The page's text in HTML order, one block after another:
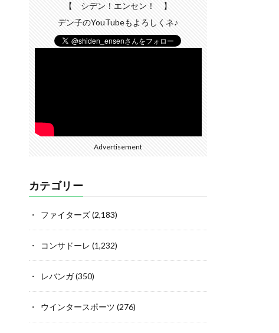
【 シデン！エンセン！ 】
デン子のYouTubeもよろしくネ♪
Advertisement
カテゴリー
ファイターズ(2,183)
コンサドーレ (1,232)
レバンガ(350)
ウインタースポーツ (276)